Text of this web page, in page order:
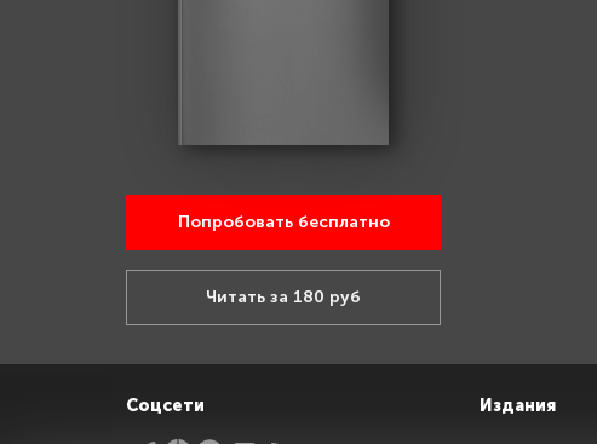
Попробовать бесплатно
Читать за 180 руб
Соцсети Издания